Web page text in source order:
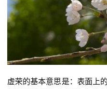
虚荣的基本意思是：表面上